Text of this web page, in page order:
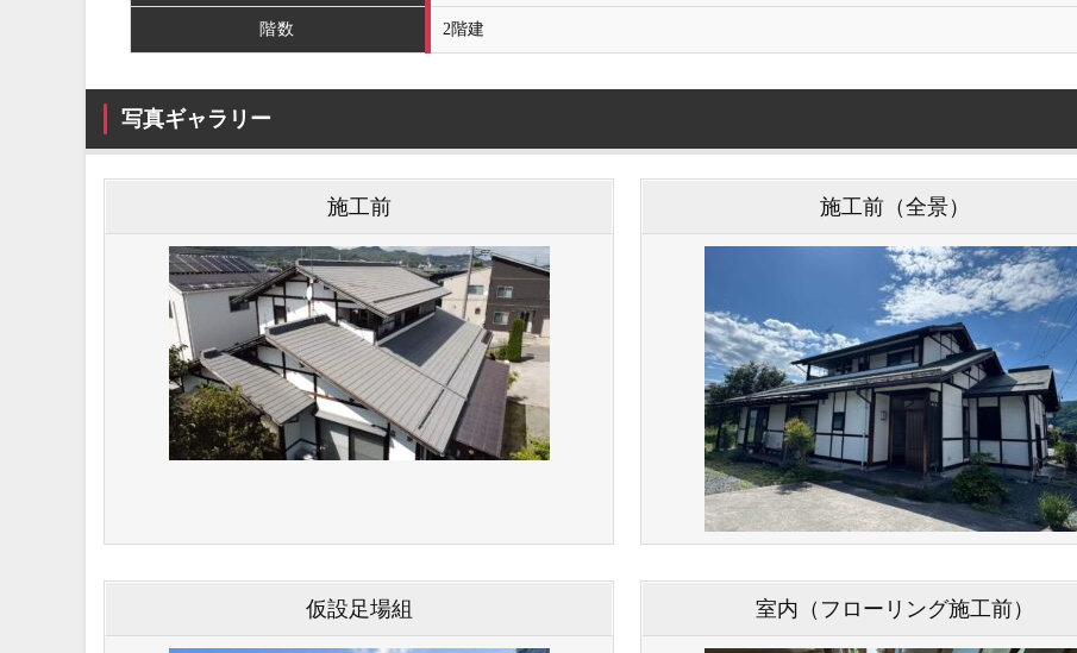
階数 2階建
写真ギャラリー
施工前 施工前（全景）
仮設足場組 室内（フローリング施工前）